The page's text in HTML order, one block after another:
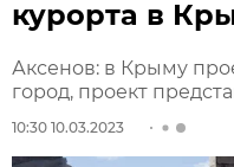
курорта в
Аксенов: в Крыму
город, проект
10:30 10.03.2023